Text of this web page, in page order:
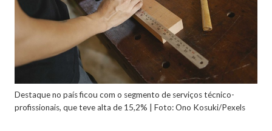
Destaque no país ficou com o segmento de serviços técnico-
profissionais, que teve alta de 15,2% | Foto: Ono Kosuki/Pexels